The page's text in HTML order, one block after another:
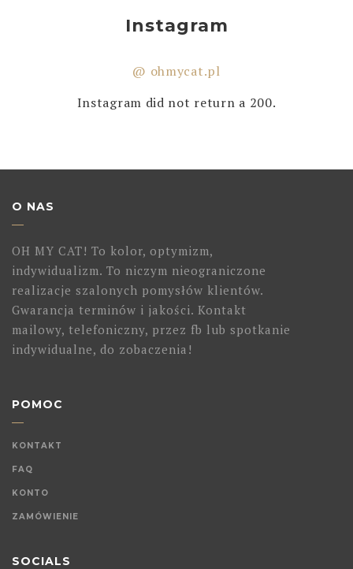
Instagram
@ ohmycat.pl
Instagram did not return a 200.
O NAS
OH MY CAT! To kolor, optymizm,
indywidualizm. To niczym nieograniczone
realizacje szalonych pomysłów klientów.
Gwarancja terminów i jakości. Kontakt
mailowy, telefoniczny, przez fb lub spotkanie
indywidualne, do zobaczenia!
POMOC
KONTAKT
FAQ
KONTO
ZAMÓWIENIE
SOCIALS